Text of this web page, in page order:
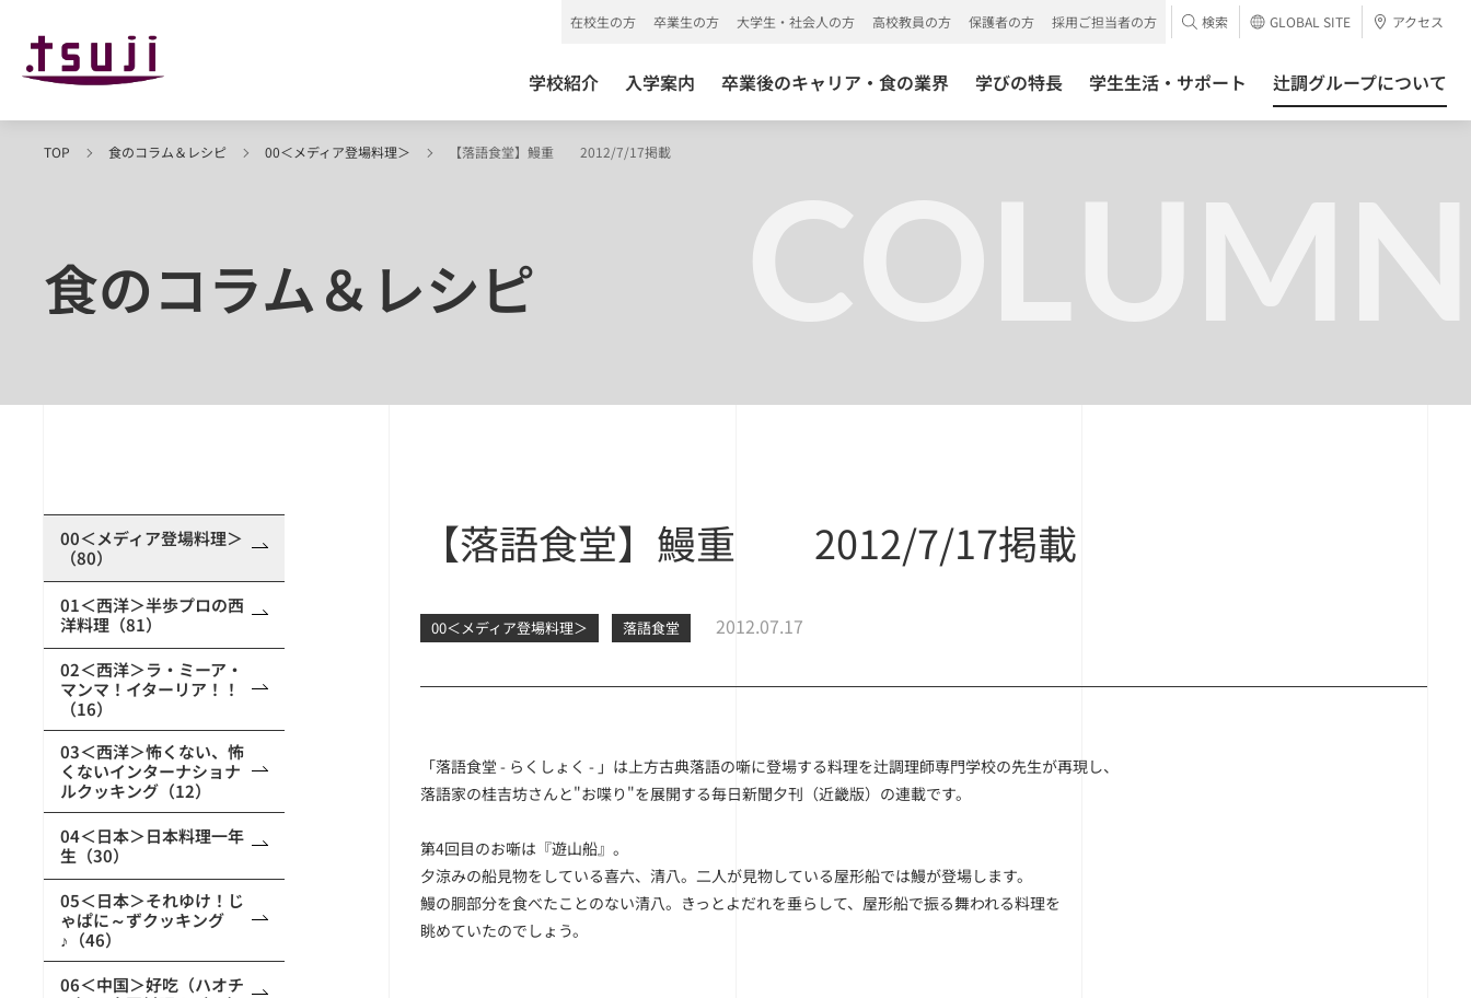
学校紹介 入学案内 卒業後のキャリア・食の業界 学びの特長 学生生活・サポート 辻調グループについて
在校生の方 卒業生の方 大学生・社会人の方 高校教員の方 保護者の方 採用ご担当者の方 検索 GLOBAL SITE アクセス
COLUMN
TOP 食のコラム＆レシピ 00＜メディア登場料理＞ 【落語食堂】鰻重 2012/7/17掲載
食のコラム＆レシピ
00＜メディア登場料理＞
（80）
01＜西洋＞半歩プロの西
洋料理（81）
02＜西洋＞ラ・ミーア・
マンマ！イターリア！！
（16）
03＜西洋＞怖くない、怖
くないインターナショナ
ルクッキング（12）
04＜日本＞日本料理一年
生（30）
05＜日本＞それゆけ！じ
ゃぱに～ずクッキング
♪（46）
06＜中国＞好吃（ハオチ
【落語食堂】鰻重 2012/7/17掲載
00＜メディア登場料理＞ 落語食堂 2012.07.17
「落語食堂 - らくしょく - 」は上方古典落語の噺に登場する料理を辻調理師専門学校の先生が再現し、
落語家の桂吉坊さんと"お喋り"を展開する毎日新聞夕刊（近畿版）の連載です。
第4回目のお噺は『遊山船』。
夕涼みの船見物をしている喜六、清八。二人が見物している屋形船では鰻が登場します。
鰻の胴部分を食べたことのない清八。きっとよだれを垂らして、屋形船で振る舞われる料理を
眺めていたのでしょう。